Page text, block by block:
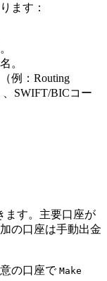
ます：
。
例：Routing
、SWIFT/BICコー
ます。主要口座が
の口座は手動出金
の口座で Make